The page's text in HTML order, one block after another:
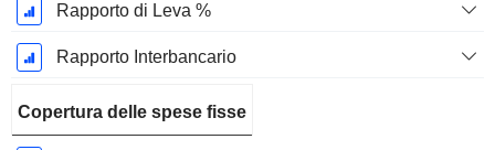
Rapporto di Leva %
Rapporto Interbancario
Copertura delle spese fisse